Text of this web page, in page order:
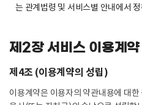
는 관계법령 및 서비스별 안내에서
제2장 서비스 이용계약
제4조 (이용계약의 성립)
이용계약은 이용자의 약관내용에 대